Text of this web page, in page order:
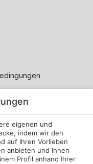
eigenen und
indem wir den
auf Ihren Vorlieben
anbieten und Ihnen
Profil anhand Ihrer